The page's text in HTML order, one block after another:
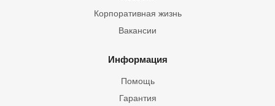
Корпоративная жизнь
Вакансии
Информация
Помощь
Гарантия